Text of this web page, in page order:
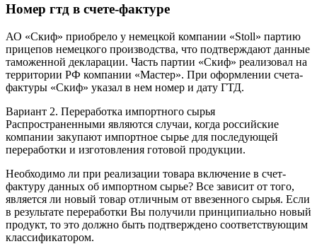
Номер гтд в счете-фактуре
АО «Скиф» приобрело у немецкой компании «Stoll» партию
прицепов немецкого производства, что подтверждают данные
таможенной декларации. Часть партии «Скиф» реализовал на
территории РФ компании «Мастер». При оформлении счета-
фактуры «Скиф» указал в нем номер и дату ГТД.
Вариант 2. Переработка импортного сырья
Распространенными являются случаи, когда российские
компании закупают импортное сырье для последующей
переработки и изготовления готовой продукции.
Необходимо ли при реализации товара включение в счет-
фактуру данных об импортном сырье? Все зависит от того,
является ли новый товар отличным от ввезенного сырья. Если
в результате переработки Вы получили принципиально новый
продукт, то это должно быть подтверждено соответствующим
классификатором.